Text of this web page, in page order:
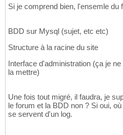
Si je comprend bien, l'ensemle du
BDD sur Mysql (sujet, etc etc)
Structure à la racine du site
Interface d'administration (ça je
la mettre)
Une fois tout migré, il faudra, je
le forum et la BDD non ? Si oui,
se servent d'un log.